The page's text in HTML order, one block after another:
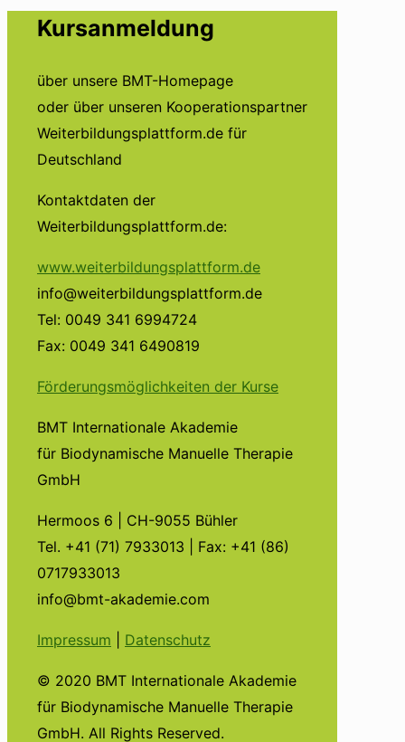
Kursanmeldung
über unsere BMT-Homepage
oder über unseren Kooperationspartner
Weiterbildungsplattform.de für
Deutschland
Kontaktdaten der
Weiterbildungsplattform.de:
www.weiterbildungsplattform.de
info@weiterbildungsplattform.de
Tel: 0049 341 6994724
Fax: 0049 341 6490819
Förderungsmöglichkeiten der Kurse
BMT Internationale Akademie
für Biodynamische Manuelle Therapie
GmbH
Hermoos 6 | CH-9055 Bühler
Tel. +41 (71) 7933013 | Fax: +41 (86)
0717933013
info@bmt-akademie.com
Impressum Datenschutz
© 2020 BMT Internationale Akademie
für Biodynamische Manuelle Therapie
GmbH. All Rights Reserved.